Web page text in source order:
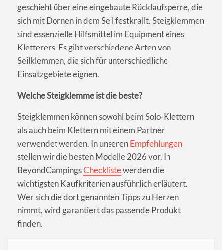
geschieht über eine eingebaute Rücklaufsperre, die
sich mit Dornen in dem Seil festkrallt. Steigklemmen
sind essenzielle Hilfsmittel im Equipment eines
Kletterers. Es gibt verschiedene Arten von
Seilklemmen, die sich für unterschiedliche
Einsatzgebiete eignen.
Welche Steigklemme ist die beste?
Steigklemmen können sowohl beim Solo-Klettern
als auch beim Klettern mit einem Partner
verwendet werden. In unserenEmpfehlungen
stellen wir die besten Modelle 2026 vor. In
BeyondCampingsChecklistewerden die
wichtigsten Kaufkriterien ausführlich erläutert.
Wer sich die dort genannten Tipps zu Herzen
nimmt, wird garantiert das passende Produkt
finden.